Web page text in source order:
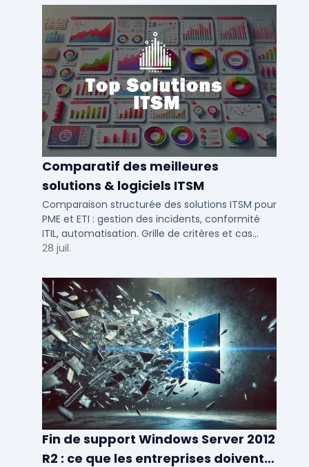
Comparatif des meilleures
solutions & logiciels ITSM
Comparaison structurée des solutions ITSM pour
PME et ETI : gestion des incidents, conformité
ITIL, automatisation. Grille de critères et cas
d'usage par taille d'entreprise.
28 juil.
Fin de support Windows Server 2012
R2 : ce que les entreprises doivent